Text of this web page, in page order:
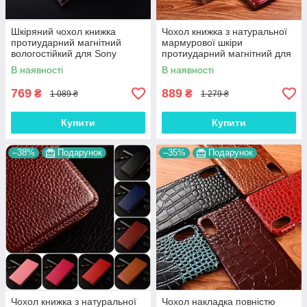
Шкіряний чохол книжка
протиударний магнітний
вологостійкий для Sony
Xperia 10 II "GOLDAX"
В наявності
769 ₴ 1 089 ₴
Купити
Чохол книжка з натуральної
мармурової шкіри
протиударний магнітний для
Sony Xperia 10 II "MARBLE"
В наявності
889 ₴ 1 279 ₴
Купити
–38% Подарунок
Чохол книжка з натуральної
–35% Подарунок
Чохол накладка повністю